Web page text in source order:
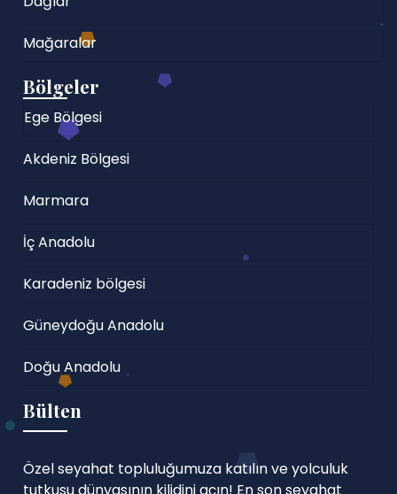
Mağaralar
Bölgeler
Ege Bölgesi
Akdeniz Bölgesi
Marmara
İç Anadolu
Karadeniz bölgesi
Güneydoğu Anadolu
Doğu Anadolu
Bülten
Özel seyahat topluluğumuza katılın ve yolculuk
tutkusu dünyasının kilidini açın! En son seyahat